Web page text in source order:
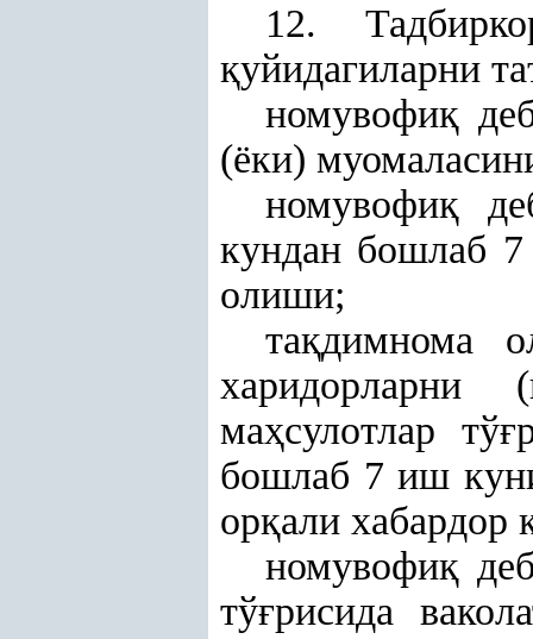
12.
қуйидагиларни
номувофиқ
(ёки)
номувофиқ
кундан бошлаб
олиши;
тақдимнома
харидорларни
маҳсулотлар тўғ
бошлаб 7 иш
орқали хабардор
номувофиқ
тўғрисида